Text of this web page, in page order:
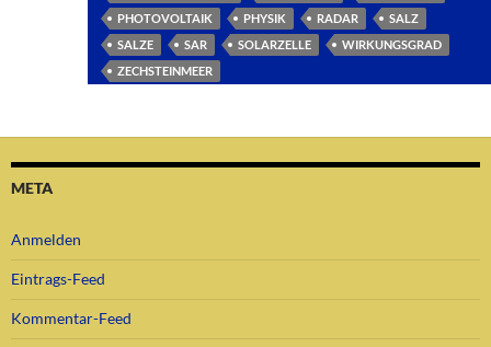
PHOTOVOLTAIK
PHYSIK RADAR
SALZ
SALZE
SAR SOLARZELLE
WIRKUNGSGRAD
ZECHSTEINMEER
META
Anmelden
Eintrags-Feed
Kommentar-Feed